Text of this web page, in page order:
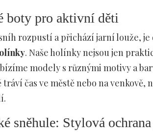
boty pro aktivní děti
rozpustí a přichází jarní louže,
. Naše holínky nejsou jen
modely s různými motivy a
tráví čas ve městě nebo na venkově,
sněhule: Stylová